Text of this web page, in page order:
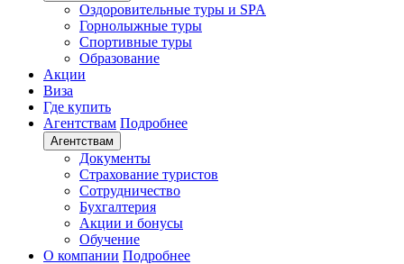
Оздоровительные туры и SPA
Горнолыжные туры
Спортивные туры
Образование
Акции
Виза
Где купить
Агентствам Подробнее
Агентствам
Документы
Страхование туристов
Сотрудничество
Бухгалтерия
Акции и бонусы
Обучение
О компании Подробнее